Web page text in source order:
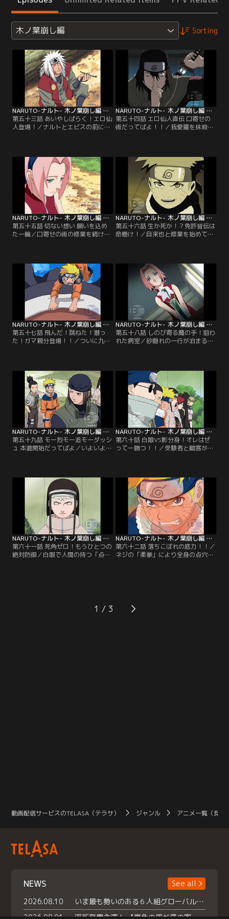
木ノ葉崩し編 Sorting
NARUTO-ナルト- 木ノ葉崩し編 第053話
第五十三話 あいやしばらく！エロ仙
人登場！／ナルトとエビスの前に突
然現れた「伝説の三忍」の一人、自
業の先生になってくれるよう迫る。
だが女湯を覗いていた自来也を「エ
ロ仙人」とからかうナルトの頼みを
自来也は聞き入れず…。【提供：バ
ンダイチャンネル】
NARUTO-ナルト- 木ノ葉崩し編 第054話
第五十四話 エロ仙人直伝 口寄せの
術だってばよ！！／我愛羅を抹殺す
影で密会していたのは、砂隠れの里
の上忍バキと大蛇丸配下のカブト。
砂と音の計る陰謀とは…？一方、ナ
ルトの「おいろけの術」により、自
来也はナルトに修業をつけることに
する…。【提供：バンダイチャンネ
NARUTO-ナルト- 木ノ葉崩し編 第055話
第五十五話 切ない想い 願いを込め
た一輪／口寄せの術の修業を続ける
スケを見舞おうといのとともに病院
へ。ところが病室にはすでにサスケ
の姿はなかった。同じ頃、木ノ葉の
上忍たちは、特別上忍の月光ハヤテ
が何者かに殺害されたと報せを受け
る…。【提供：バンダイチャンネ
ル】
NARUTO-ナルト- 木ノ葉崩し編 第056話
第五十六話 生か死か！？免許皆伝は
命懸け！／自来也と修業を始めて数
なぜか大好きなラーメンを食べさせ
たり修業とは何の関係もないことば
かりさせる。あげくの果てに「今か
ら死んで来い」とガケからナルトを
つき落とす。だが自来也にはある秘
策があった…。【提供：バンダイチ
ャンネル】
NARUTO-ナルト- 木ノ葉崩し編 第057話
第五十七話 飛んだ！跳ねた！潜っ
た！ガマ親分登場！！／ついに九尾
大なガマガエル「ガマブン太」だっ
た。口寄せガマの中でも最強を誇る
ガマブン太は、「おまえのような子
供がワシを呼び出せるはずはない」
とナルトに口寄せされたことを信じ
ようとせず…。【提供：バンダイチ
ャンネル】
NARUTO-ナルト- 木ノ葉崩し編 第058話
第五十八話 しのび寄る魔の手！狙わ
れた病室／砂隠れの一行が泊まる宿
るリーを不気味に見下ろし、ひょう
たんの砂を使ってその命を狙う。だ
が急に我愛羅の体が動かなくなっ
た。リーのピンチを救ったのは、ナ
ルトとともに駆けつけたシカマルの
影真似の術だった…。【提供：バン
ダイチャンネル】
NARUTO-ナルト- 木ノ葉崩し編 第059話
第五十九話 モー烈モー追モーダッシ
ュ 本選開始だってばよ／いよいよ本
くんは失敗するからこそ、そこに立
ち向かっていく真の強さがある」と
言われ、勇気を取り戻したナルト。
そして意を決して本選会場に向かう
が、遅刻ギリギリで…。【提供：バ
ンダイチャンネル】
NARUTO-ナルト- 木ノ葉崩し編 第060話
第六十話 白眼VS影分身！オレはぜ
ってー勝つ！！／受験者と観客が集
る。そして始まったナルトVSネジの
一回戦。天才と呼ばれるネジに「落
ちこぼれは落ちこぼれだ」と言われ
たナルトは、自分を、そしてヒナタ
を侮辱したネジに対して「ぜってー
勝つ！」と宣言する…。【提供：バ
ンダイチャンネル】
NARUTO-ナルト- 木ノ葉崩し編 第061話
第六十一話 死角ゼロ！もうひとつの
絶対防御／白眼で人間の持つ「点
動させて力の差を見せつけて…。
【提供：バンダイチャンネル】
NARUTO-ナルト- 木ノ葉崩し編 第062話
第六十二話 落ちこぼれの底力！！／
ネジの「柔拳」により全身の点穴を
のチャクラを開放するため、ナルト
は決死の思いで印を結び…。【提
1
動画配信サービスのTELASA（テラサ） ジャンル アニメ一覧（見放
NEWS
See all
2026.08.10
いま最も勢いのある６人組グローバルグル ープ NCT WISHの地上波初冠特番 『NCT WISHの放課後グランプリ』放送決定 メンバーたちが３ペアに分かれ 【平成】をテーマにしたスペシャル企画 で対決 番組撮り下ろしのパフォーマンスも！ TELASA（テラサ）では放送終了後から オリジナルコンテンツを大量配信！